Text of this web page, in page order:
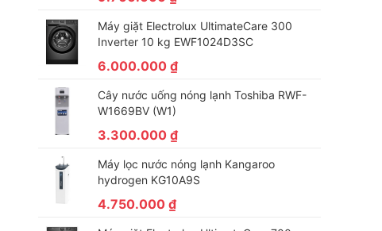
Máy giặt Electrolux UltimateCare 300
Inverter 10 kg EWF1024D3SC
6.000.000₫
Cây nước uống nóng lạnh Toshiba RWF-
W1669BV (W1)
3.300.000₫
Máy lọc nước nóng lạnh Kangaroo
hydrogen KG10A9S
4.750.000₫